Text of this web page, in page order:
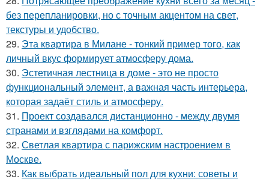
без перепланировки, но с точным акцентом на свет,
текстуры и удобство.
29. Эта квартира в Милане - тонкий пример того, как
личный вкус формирует атмосферу дома.
30. Эстетичная лестница в доме - это не просто
функциональный элемент, а важная часть интерьера,
которая задаёт стиль и атмосферу.
31. Проект создавался дистанционно - между двумя
странами и взглядами на комфорт.
32. Светлая квартира с парижским настроением в
Москве.
33. Как выбрать идеальный пол для кухни: советы и